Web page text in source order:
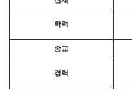
학력
종교
경력